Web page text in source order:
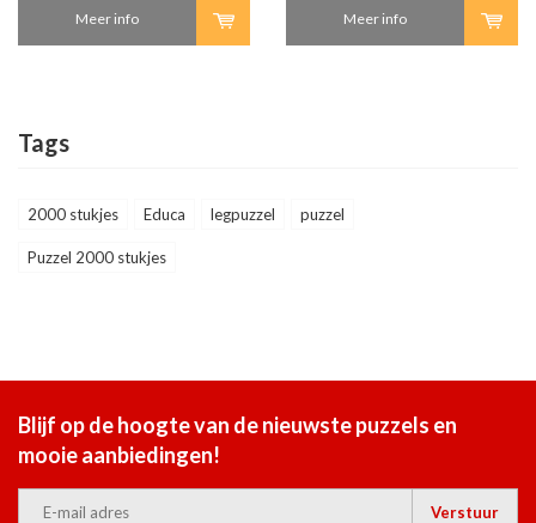
Meer info Meer info
Tags
2000 stukjes Educa legpuzzel puzzel
Puzzel 2000 stukjes
Blijf op de hoogte van de nieuwste puzzels en
mooie aanbiedingen!
Verstuur